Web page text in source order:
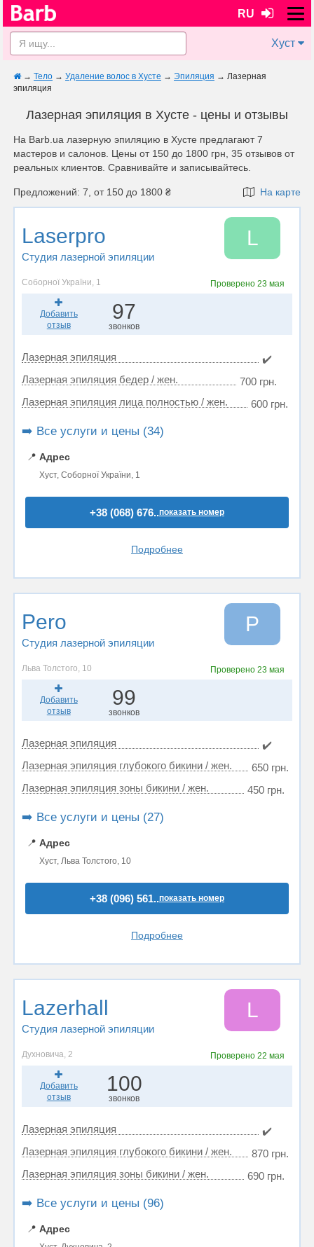
RU
Хуст
→ Тело → Удаление волос в Хусте → Эпиляция → Лазерная
эпиляция
Лазерная эпиляция в Хусте - цены и отзывы
На Barb.ua лазерную эпиляцию в Хусте предлагают 7
мастеров и салонов. Цены от 150 до 1800 грн, 35 отзывов от
реальных клиентов. Сравнивайте и записывайтесь.
Предложений: 7, от 150 до 1800 ₴ На карте
Laserpro
Студия лазерной эпиляции
L
Соборної України, 1 Проверено 23 мая
Добавить
отзыв
97
звонков
Лазерная эпиляция
✔️
Лазерная эпиляция бедер / жен.
700 грн.
Лазерная эпиляция лица полностью / жен.
600 грн.
➡️ Все услуги и цены (34)
📍 Адрес
Хуст, Соборної України, 1
+38 (068) 676..показать номер
Подробнее
Pero
Студия лазерной эпиляции
P
Льва Толстого, 10 Проверено 23 мая
Добавить
отзыв
99
звонков
Лазерная эпиляция
✔️
Лазерная эпиляция глубокого бикини / жен.
650 грн.
Лазерная эпиляция зоны бикини / жен.
450 грн.
➡️ Все услуги и цены (27)
📍 Адрес
Хуст, Льва Толстого, 10
+38 (096) 561..показать номер
Подробнее
Lazerhall
Студия лазерной эпиляции
L
Духновича, 2 Проверено 22 мая
Добавить
отзыв
100
звонков
Лазерная эпиляция
✔️
Лазерная эпиляция глубокого бикини / жен.
870 грн.
Лазерная эпиляция зоны бикини / жен.
690 грн.
➡️ Все услуги и цены (96)
📍 Адрес